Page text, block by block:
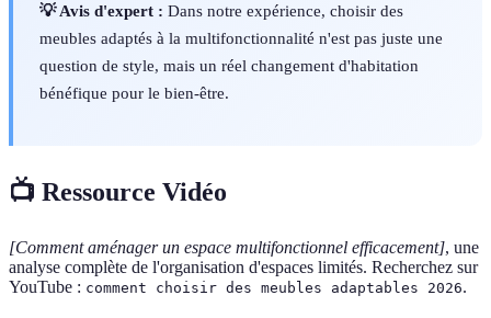
💡 Avis d'expert : Dans notre expérience, choisir des
meubles adaptés à la multifonctionnalité n'est pas juste une
question de style, mais un réel changement d'habitation
bénéfique pour le bien-être.
📺 Ressource Vidéo
[Comment aménager un espace multifonctionnel efficacement], une
analyse complète de l'organisation d'espaces limités. Recherchez sur
YouTube : comment choisir des meubles adaptables 2026.